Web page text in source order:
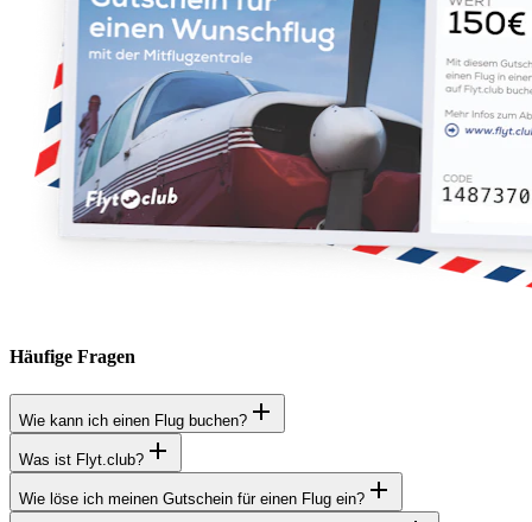
Häufige Fragen
Wie kann ich einen Flug buchen?
Was ist Flyt.club?
Wie löse ich meinen Gutschein für einen Flug ein?